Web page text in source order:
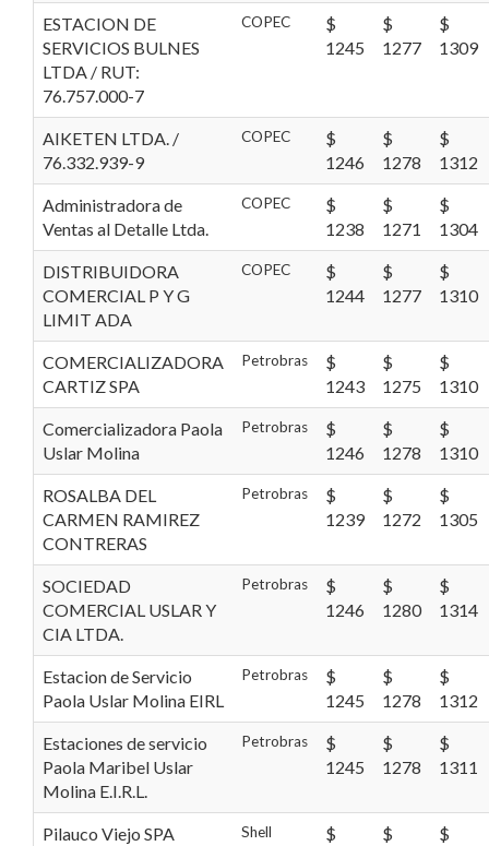
ESTACION DE
SERVICIOS BULNES
LTDA / RUT:
76.757.000-7
COPEC
$
1245
$
1277
$
1309
AIKETEN LTDA. /
76.332.939-9
COPEC
$
1246
$
1278
$
1312
Administradora de
Ventas al Detalle Ltda.
COPEC
$
1238
$
1271
$
1304
DISTRIBUIDORA
COMERCIAL P Y G
LIMIT ADA
COPEC
$
1244
$
1277
$
1310
COMERCIALIZADORA
CARTIZ SPA
Petrobras
$
1243
$
1275
$
1310
Comercializadora Paola
Uslar Molina
Petrobras
$
1246
$
1278
$
1310
ROSALBA DEL
CARMEN RAMIREZ
CONTRERAS
Petrobras
$
1239
$
1272
$
1305
SOCIEDAD
COMERCIAL USLAR Y
CIA LTDA.
Petrobras
$
1246
$
1280
$
1314
Estacion de Servicio
Paola Uslar Molina EIRL
Petrobras
$
1245
$
1278
$
1312
Estaciones de servicio
Paola Maribel Uslar
Molina E.I.R.L.
Petrobras
$
1245
$
1278
$
1311
Pilauco Viejo SPA Shell
$
$
$